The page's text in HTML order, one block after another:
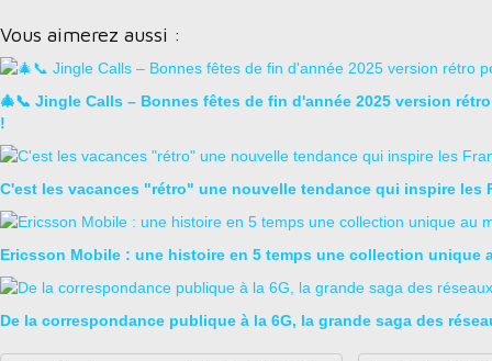
Vous aimerez aussi :
🎄📞 Jingle Calls – Bonnes fêtes de fin d'année 2025 version
!
C'est les vacances "rétro" une nouvelle tendance qui inspire les
Ericsson Mobile : une histoire en 5 temps une collection unique
De la correspondance publique à la 6G, la grande saga des